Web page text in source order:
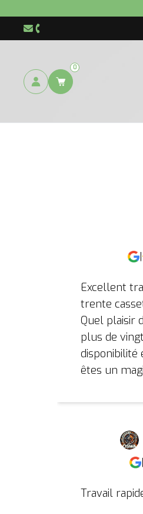
info@hnp-horse.be
+32 (0)4 250 12 96
0
|
Excellent
trente
Quel plaisir
plus de
disponibilité
êtes un
Travail